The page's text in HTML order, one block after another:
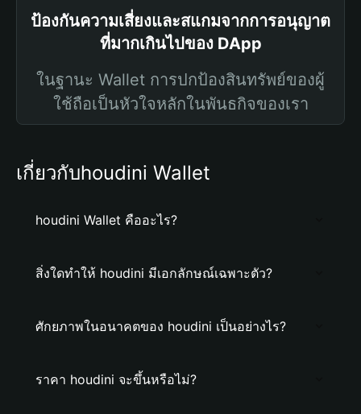
ป้องกันความเสี่ยงและสแกมจากการอนุญาต
ที่มากเกินไปของ DApp
ในฐานะ Wallet การปกป้องสินทรัพย์ของผู้
ใช้ถือเป็นหัวใจหลักในพันธกิจของเรา
เกี่ยวกับhoudini Wallet
houdini Wallet คืออะไร?
สิ่งใดทำให้ houdini มีเอกลักษณ์เฉพาะตัว?
ศักยภาพในอนาคตของ houdini เป็นอย่างไร?
ราคา houdini จะขึ้นหรือไม่?